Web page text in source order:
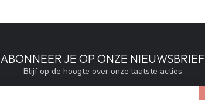
ABONNEER JE OP ONZE NIEUWSBRIEF
Blijf op de hoogte over onze laatste acties